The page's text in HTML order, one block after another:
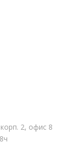
2, офис 8